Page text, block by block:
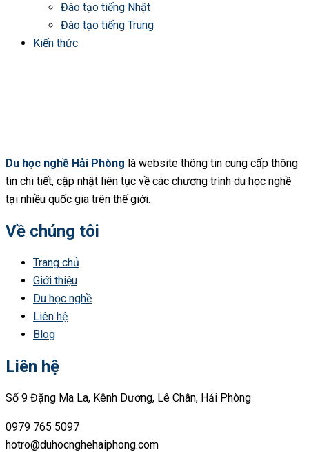
Đào tạo tiếng Nhật
Đào tạo tiếng Trung
Kiến thức
Du học nghề Hải Phòng là website thông tin cung cấp thông
tin chi tiết, cập nhật liên tục về các chương trình du học nghề
tại nhiều quốc gia trên thế giới.
Về chúng tôi
Trang chủ
Giới thiệu
Du học nghề
Liên hệ
Blog
Liên hệ
Số 9 Đặng Ma La, Kênh Dương, Lê Chân, Hải Phòng
0979 765 5097
hotro@duhocnghehaiphong.com